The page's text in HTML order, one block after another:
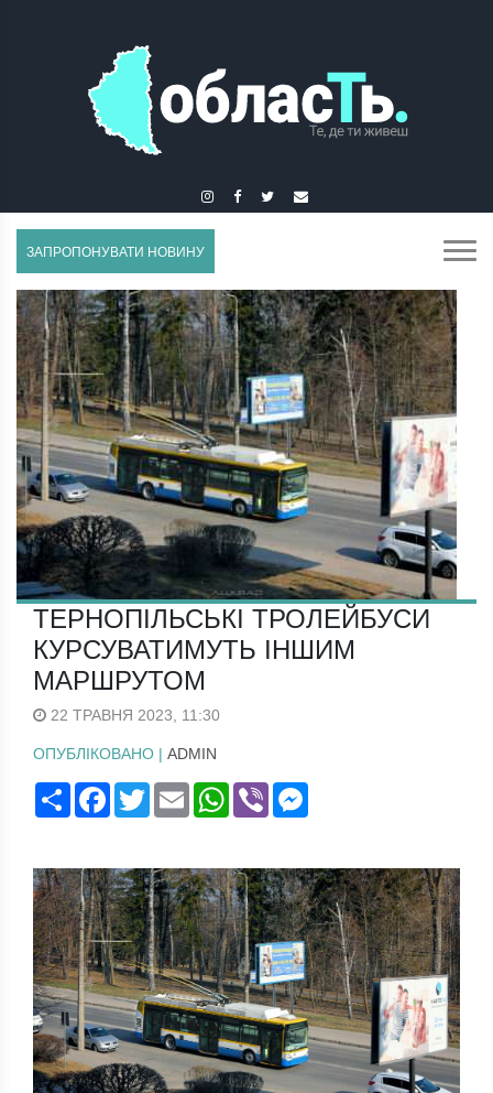
ЗАПРОПОНУВАТИ НОВИНУ
ТЕРНОПІЛЬСЬКІ ТРОЛЕЙБУСИ
КУРСУВАТИМУТЬ ІНШИМ
МАРШРУТОМ
22 ТРАВНЯ 2023, 11:30
ОПУБЛІКОВАНО | ADMIN
ПоширитиFacebook
TwitterEmail WhatsApp
Viber